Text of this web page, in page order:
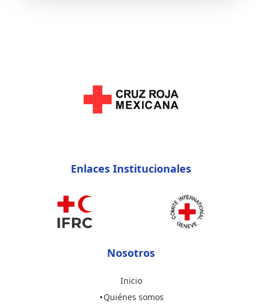
Enlaces Institucionales
Nosotros
Inicio
Quiénes somos